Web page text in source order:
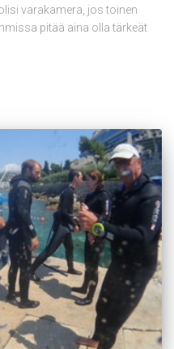
varakamera, jos toinen
pitää aina olla tärkeät